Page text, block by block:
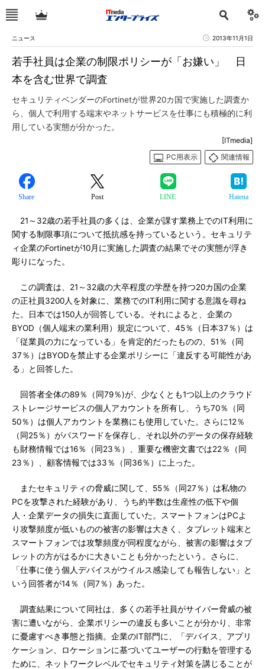
ニュース 2013年11月1日
若手社員は企業の制限ポリシーが「お嫌い」 日
本を含む世界で調査
セキュリティベンダーのFortinetが世界20カ国で実施した調査か
ら、個人で利用する端末やネットサービスを仕事にも積極的に利
用している実態が分かった。
[ITmedia]
PC用表示
関連情報
Share Post LINE Hatena
21～32歳の若手社員の多くは、企業が課す業務上でのIT利用に
関する制限事項について抵抗感を持っているという。セキュリテ
ィ企業のFortinetが10月に実施した調査の結果でその実態が浮き
彫りになった。
この調査は、21～32歳の大卒程度の学歴を持つ20カ国の企業
の正社員3200人を対象に、業務でのIT利用に関する意識を尋ね
た。日本では150人が回答している。それによると、企業の
BYOD（個人端末の業利用）規定について、45％（日本37％）は
「従業員の力になっている」を肯定的だったものの、51％（同
37％）はBYODを禁止する企業ポリシーに「違反する可能性があ
る」と回答した。
回答者全体の89％（同79％)が、少なくとも1つ以上のクラウド
ストレージサービスの個人アカウントを所有し、うち70％（同
50％）は個人アカウントを業務にも使用していた。さらに12％
（同25％）がパスワードを保存し、それ以外のデータの保存経験
も財務情報では16％（同23％）、重要な機密文書では22％（同
23％）、顧客情報では33％（同36％）に上った。
またセキュリティの脅威に関して、55％（同27％）は私物の
PCを攻撃された経験があり、うち約半数は生産性の低下や個
人・企業データの損失に直面していた。スマートフォンはPCよ
り攻撃頻度が低いものの被害の影響は大きく、タブレット端末と
スマートフォンでは攻撃頻度が同程度ながら、被害の影響はタブ
レットの方がはるかに大きいことも分かったという。さらに、
「仕事に使う個人デバイスがウイルス感染しても報告しない」と
いう回答者が14％（同7％）あった。
調査結果について同社は、多くの若手社員がサイバー脅威の被
害に遭いながら、企業ポリシーの違反も多いことが分かり、非常
に憂慮すべき事態と指摘。企業のIT部門に、「デバイス、アプリ
ケーション、ロケーションに基づいてユーザーの行動を管理する
ために、ネットワークレベルでセキュリティ対策を講じることが